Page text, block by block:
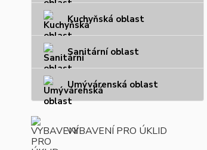
Kuchyňská oblast
Sanitární oblast
Umývárenská oblast
VYBAVENÍ PRO ÚKLID